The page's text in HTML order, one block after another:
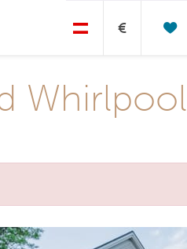
€
Whirlpool